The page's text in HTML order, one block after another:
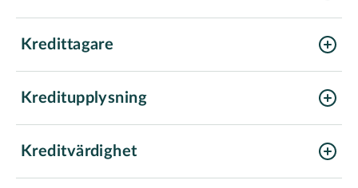
Kredittagare
Kreditupplysning
Kreditvärdighet